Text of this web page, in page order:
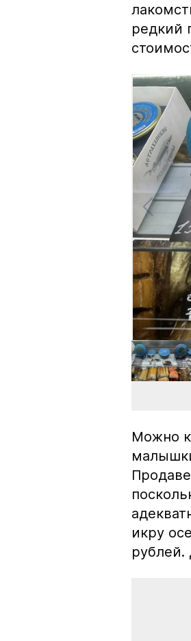
редкий
Можно
икру